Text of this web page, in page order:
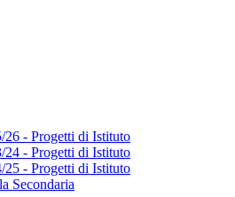
26 - Progetti di Istituto
24 - Progetti di Istituto
25 - Progetti di Istituto
Secondaria